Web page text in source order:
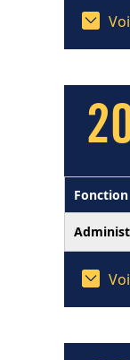
Fonction